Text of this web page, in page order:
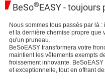
BeSo®EASY - toujours
Nous sommes tous passés par là
et la dernière chemise propre que
qu'un pruneau.
BeSoEASY transformera votre
maintient les vêtements exempts
froissement innovante.
et exceptionnelle, tout en offrant